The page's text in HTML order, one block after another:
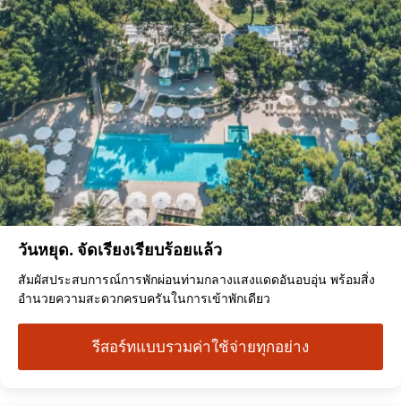
วันหยุด. จัดเรียงเรียบร้อยแล้ว
สัมผัสประสบการณ์การพักผ่อนท่ามกลางแสงแดดอันอบอุ่น พร้อมสิ่ง
อำนวยความสะดวกครบครันในการเข้าพักเดียว
รีสอร์ทแบบรวมค่าใช้จ่ายทุกอย่าง